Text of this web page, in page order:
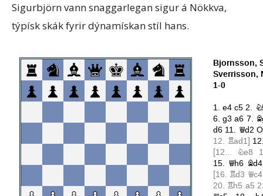
Sigurbjörn vann snaggarlegan sigur á Nökkva,
týpísk skák fyrir dýnamískan stíl hans.